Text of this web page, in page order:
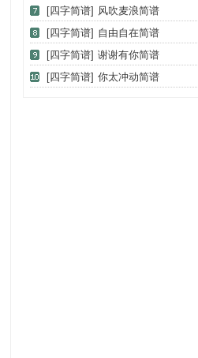
[四字简谱] 风吹麦浪简谱
[四字简谱] 自由自在简谱
[四字简谱] 谢谢有你简谱
[四字简谱] 你太冲动简谱